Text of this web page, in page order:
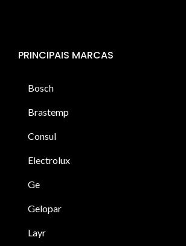
PRINCIPAIS MARCAS
Bosch
Brastemp
Consul
Electrolux
Ge
Gelopar
Layr